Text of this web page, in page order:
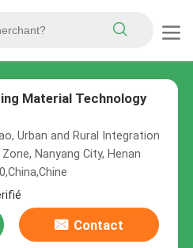
Material Technology
Urban and Rural Integration
Nanyang City, Henan
Contact